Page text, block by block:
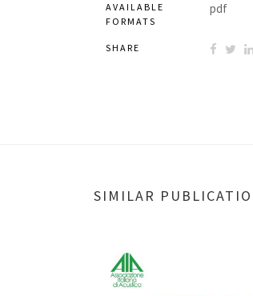
AVAILABLE
FORMATS
pdf
SHARE
SIMILAR